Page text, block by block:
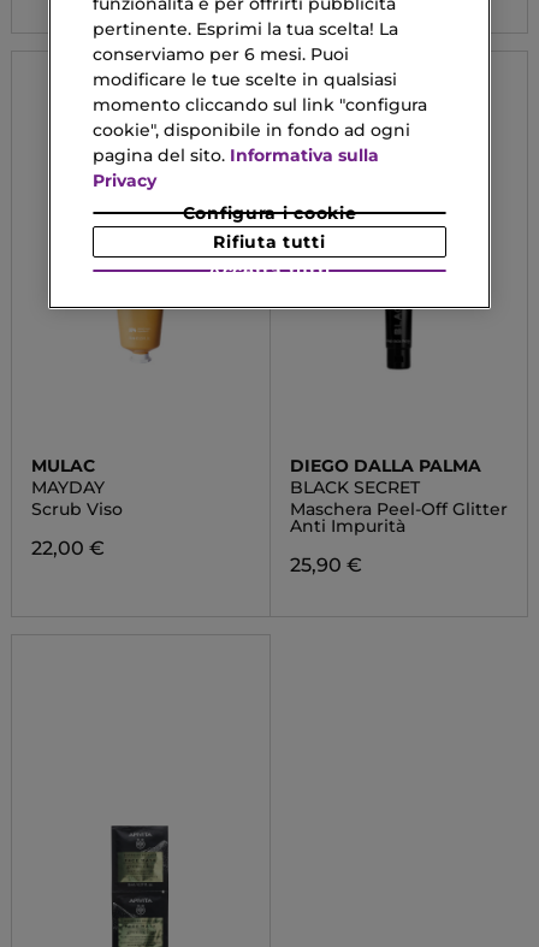
MULAC
MAYDAY
Scrub Viso
22,00 €
DIEGO DALLA PALMA
BLACK SECRET
Maschera Peel-Off Glitter
Anti Impurità
25,90 €
pertinente. Esprimi la tua scelta! La
conserviamo per 6 mesi. Puoi
modificare le tue scelte in qualsiasi
momento cliccando sul link "configura
cookie", disponibile in fondo ad ogni
pagina del sito. Informativa sulla
Privacy
Configura i cookie
Rifiuta tutti
Accetta tutti